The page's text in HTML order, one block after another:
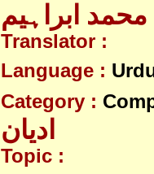
محمد ابراہیم
Translator :
Language :
Category :
ادیان
Topic :